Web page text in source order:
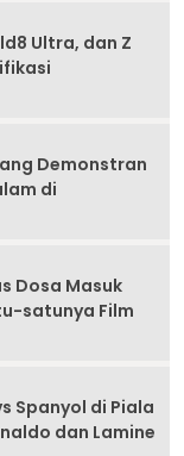
Ultra, dan Z
Demonstran
di
Dosa Masuk
satunya Film
Spanyol di Piala
dan Lamine